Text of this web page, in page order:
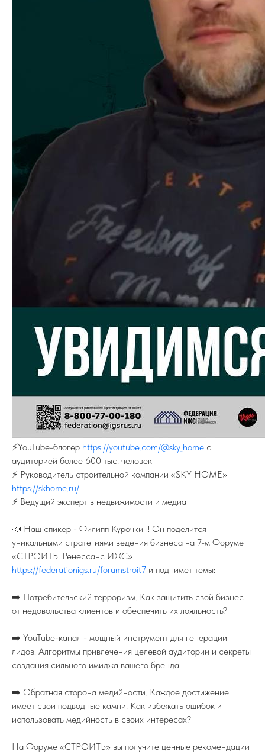
⚡️YouTube-блогер https://youtube.com/@sky_home с
аудиторией более 600 тыс. человек
⚡️ Руководитель строительной компании «SKY HOME»
https://skhome.ru/
⚡️ Ведущий эксперт в недвижимости и медиа
📣 Наш спикер - Филипп Курочкин! Он поделится
уникальными стратегиями ведения бизнеса на 7-м Форуме
«СТРОИТЬ. Ренессанс ИЖС»
https://federationigs.ru/forumstroit7 и поднимет темы:
➡️ Потребительский терроризм. Как защитить свой бизнес
от недовольства клиентов и обеспечить их лояльность?
➡️ YouTube-канал - мощный инструмент для генерации
лидов! Алгоритмы привлечения целевой аудитории и секреты
создания сильного имиджа вашего бренда.
➡️ Обратная сторона медийности. Каждое достижение
имеет свои подводные камни. Как избежать ошибок и
использовать медийность в своих интересах?
На Форуме «СТРОИТЬ» вы получите ценные рекомендации
8 (800) 77-00-180
информацию о всех событиях связанных
с ИЖС.
ПОДПИСЫВАЙТЕСЬ НА TELEGRAM
ФЕДЕРАЦИИ ИЖС